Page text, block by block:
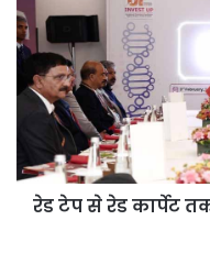
टेप
से
कार्पेट
कॉन्क्लेव
में
रेड टेप से रेड कार्पेट